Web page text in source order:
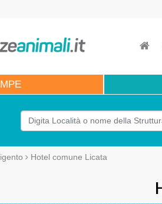
Hotel comune Licata